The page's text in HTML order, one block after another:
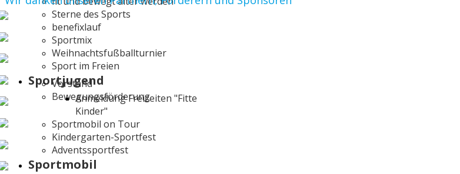
Sterne des Sports
benefixlauf
Sportmix
Weihnachtsfußballturnier
Sport im Freien
Sportjugend
Vorstand
Bewegungsförderung
Anmeldung Freizeiten "Fitte
Kinder"
Sportmobil on Tour
Kindergarten-Sportfest
Adventssportfest
Sportmobil